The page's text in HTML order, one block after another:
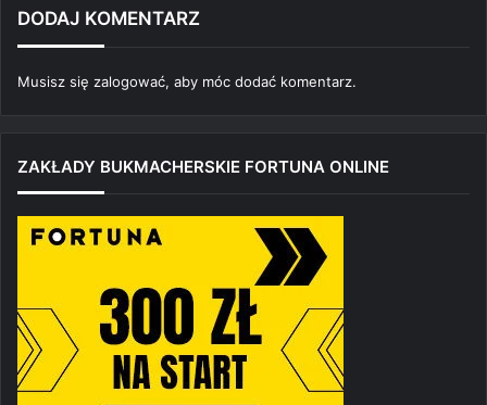
DODAJ KOMENTARZ
Musisz się zalogować, aby móc dodać komentarz.
ZAKŁADY BUKMACHERSKIE FORTUNA ONLINE